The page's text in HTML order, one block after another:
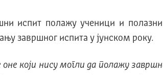
испит полажу ученици и
завршног испита у јунском року.
оне који нису могли да полажу